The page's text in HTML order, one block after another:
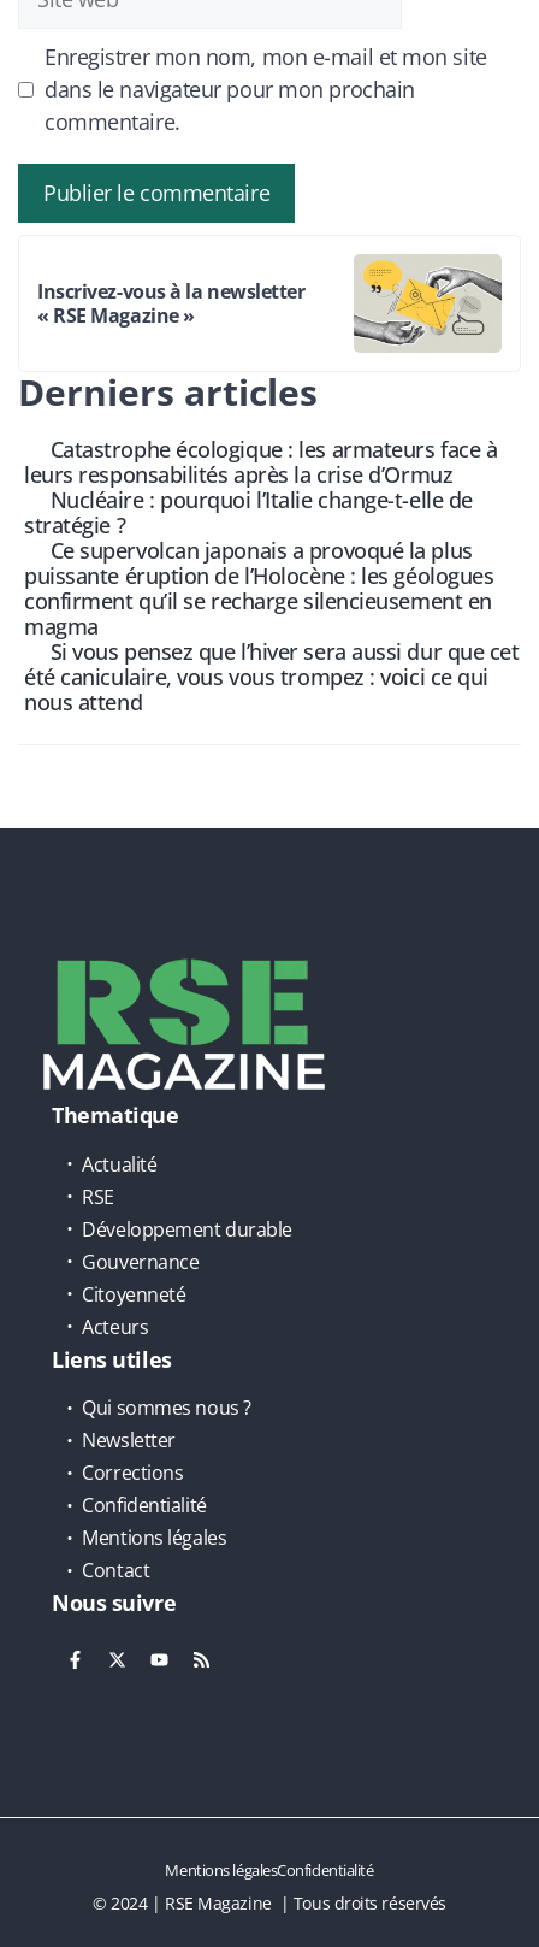
web
Enregistrer mon nom, mon e-mail et mon site
dans le navigateur pour mon prochain
commentaire.
Inscrivez-vous à la newsletter
« RSE Magazine »
Derniers articles
Catastrophe écologique : les armateurs face à
leurs responsabilités après la crise d’Ormuz
Nucléaire : pourquoi l’Italie change-t-elle de
stratégie ?
Ce supervolcan japonais a provoqué la plus
puissante éruption de l’Holocène : les géologues
confirment qu’il se recharge silencieusement en
magma
Si vous pensez que l’hiver sera aussi dur que cet
été caniculaire, vous vous trompez : voici ce qui
nous attend
Thematique
Actualité
RSE
Développement durable
Gouvernance
Citoyenneté
Acteurs
Liens utiles
Qui sommes nous ?
Newsletter
Corrections
Confidentialité
Mentions légales
Contact
Nous suivre
© 2024 | RSE Magazine | Tous droits réservés
Mentions légalesConfidentialité